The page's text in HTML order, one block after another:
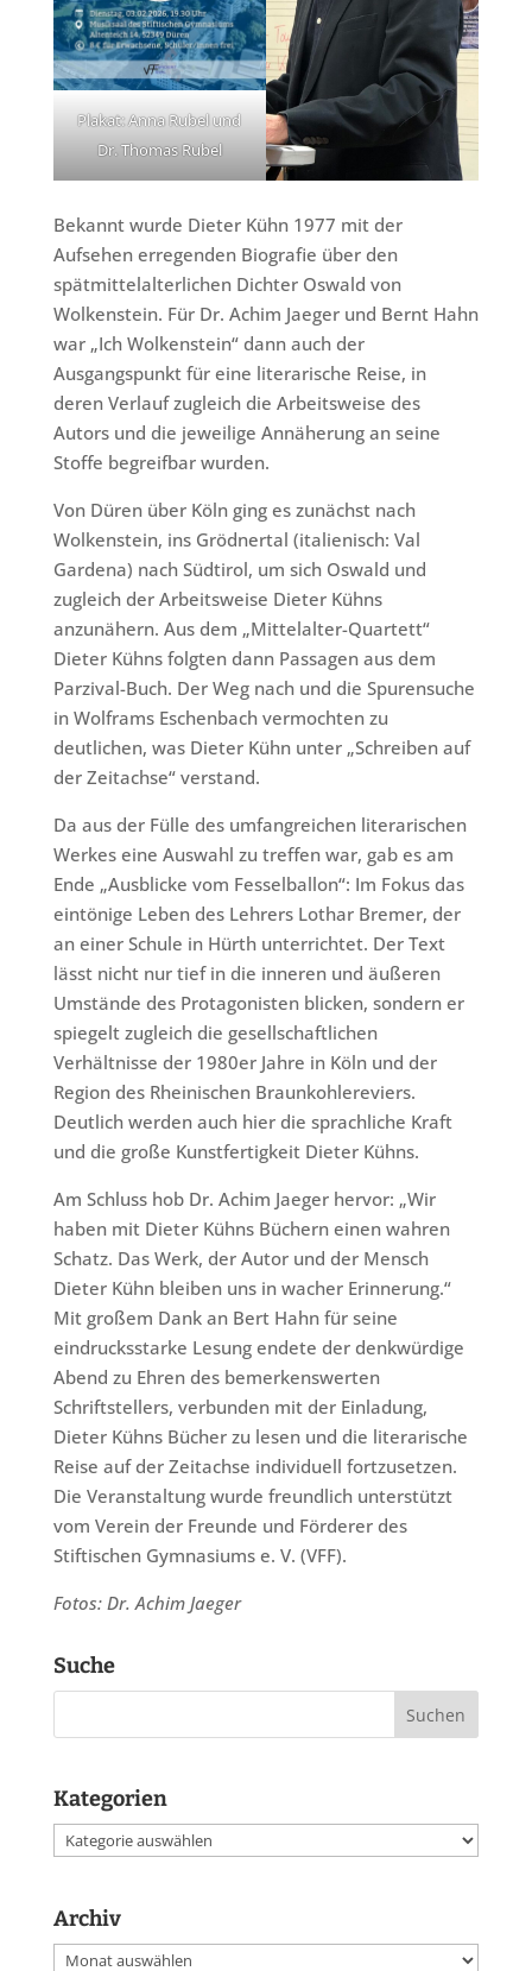
Plakat: Anna Rubel und
Dr. Thomas Rubel
Bekannt wurde Dieter Kühn 1977 mit der
Aufsehen erregenden Biografie über den
spätmittelalterlichen Dichter Oswald von
Wolkenstein. Für Dr. Achim Jaeger und Bernt Hahn
war „Ich Wolkenstein“ dann auch der
Ausgangspunkt für eine literarische Reise, in
deren Verlauf zugleich die Arbeitsweise des
Autors und die jeweilige Annäherung an seine
Stoffe begreifbar wurden.
Von Düren über Köln ging es zunächst nach
Wolkenstein, ins Grödnertal (italienisch: Val
Gardena) nach Südtirol, um sich Oswald und
zugleich der Arbeitsweise Dieter Kühns
anzunähern. Aus dem „Mittelalter-Quartett“
Dieter Kühns folgten dann Passagen aus dem
Parzival-Buch. Der Weg nach und die Spurensuche
in Wolframs Eschenbach vermochten zu
deutlichen, was Dieter Kühn unter „Schreiben auf
der Zeitachse“ verstand.
Da aus der Fülle des umfangreichen literarischen
Werkes eine Auswahl zu treffen war, gab es am
Ende „Ausblicke vom Fesselballon“: Im Fokus das
eintönige Leben des Lehrers Lothar Bremer, der
an einer Schule in Hürth unterrichtet. Der Text
lässt nicht nur tief in die inneren und äußeren
Umstände des Protagonisten blicken, sondern er
spiegelt zugleich die gesellschaftlichen
Verhältnisse der 1980er Jahre in Köln und der
Region des Rheinischen Braunkohlereviers.
Deutlich werden auch hier die sprachliche Kraft
und die große Kunstfertigkeit Dieter Kühns.
Am Schluss hob Dr. Achim Jaeger hervor: „Wir
haben mit Dieter Kühns Büchern einen wahren
Schatz. Das Werk, der Autor und der Mensch
Dieter Kühn bleiben uns in wacher Erinnerung.“
Mit großem Dank an Bert Hahn für seine
eindrucksstarke Lesung endete der denkwürdige
Abend zu Ehren des bemerkenswerten
Schriftstellers, verbunden mit der Einladung,
Dieter Kühns Bücher zu lesen und die literarische
Reise auf der Zeitachse individuell fortzusetzen.
Die Veranstaltung wurde freundlich unterstützt
vom Verein der Freunde und Förderer des
Stiftischen Gymnasiums e. V. (VFF).
Fotos: Dr. Achim Jaeger
Suche
Kategorien
Kategorien
Archiv
Archiv